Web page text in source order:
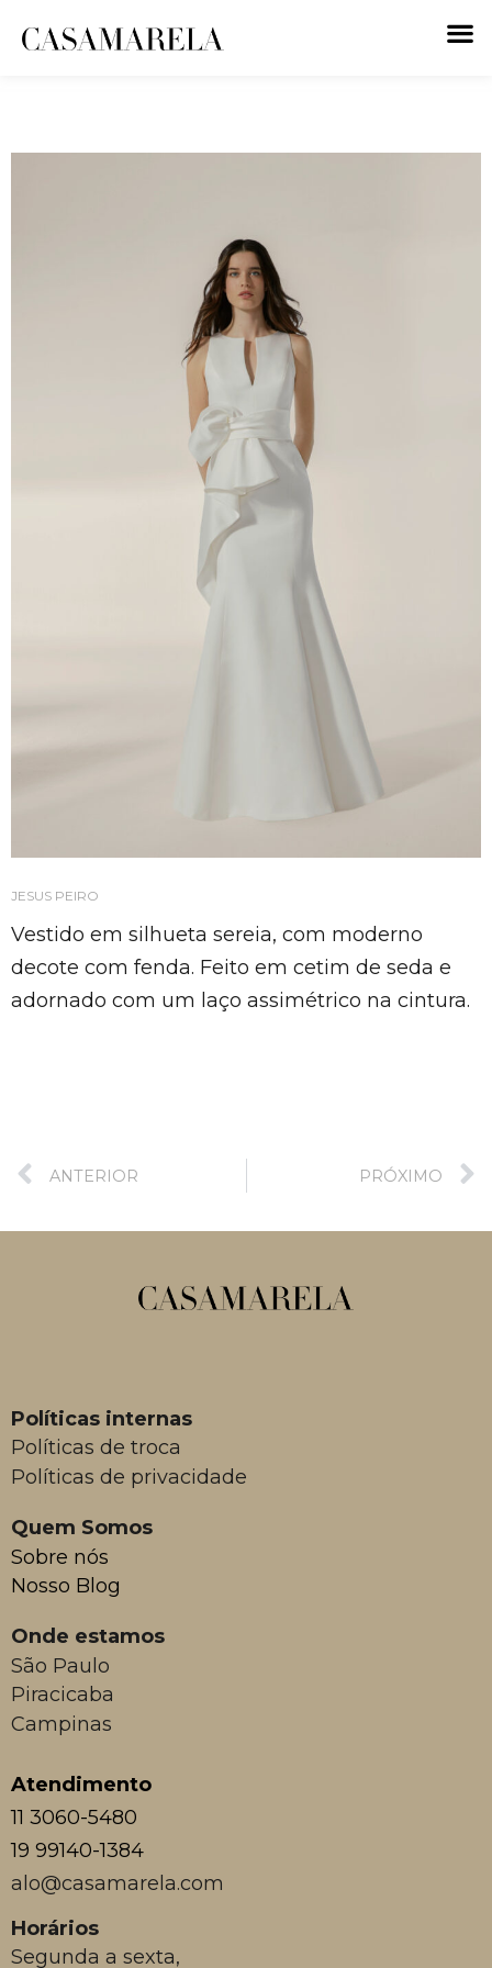
JESUS PEIRO
Vestido em silhueta sereia, com moderno
decote com fenda. Feito em cetim de seda e
adornado com um laço assimétrico na cintura.
ANTERIOR PRÓXIMO
Políticas internas
Políticas de troca
Políticas de privacidade
Quem Somos
Sobre nós
Nosso Blog
Onde estamos
São Paulo
Piracicaba
Campinas
Atendimento
11 3060-5480
19 99140-1384
alo@casamarela.com
Horários
Segunda a sexta,